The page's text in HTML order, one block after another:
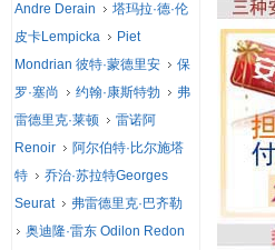
Andre Derain
塔玛拉·德·伦
皮卡Lempicka
Piet
Mondrian 彼特·蒙德里安
保
罗·塞尚
约翰·康斯特勃
弗
雷德里克·莱顿
雷诺阿
Renoir
阿尔伯特·比尔施塔
特
乔治·苏拉特Georges
Seurat
弗雷德里克·巴齐勒
奥迪隆·雷东 Odilon Redon